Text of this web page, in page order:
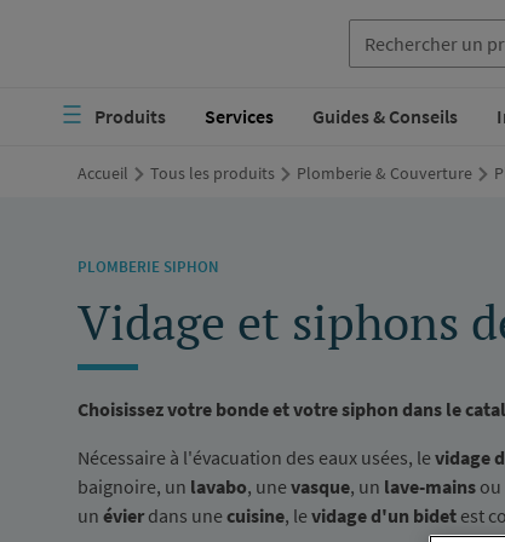
contenu
Navigation
principaleProduits Services Guides & Conseils
Accueil Tous les produits Plomberie & Couverture
PLOMBERIE SIPHON
Vidage et siphons
Choisissez votre bonde et votre siphon dans le
Nécessaire à l'évacuation des eaux usées, levidage
baignoire, un lavabo, unevasque, un lave-mains ou
un évierdans unecuisine, levidage d'un bidet est